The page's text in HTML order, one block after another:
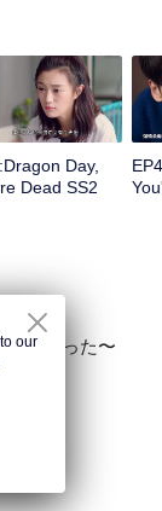
し、後継者の地位
ヨウという賢い女
Day,
Dead SS2
しちゃった〜
our